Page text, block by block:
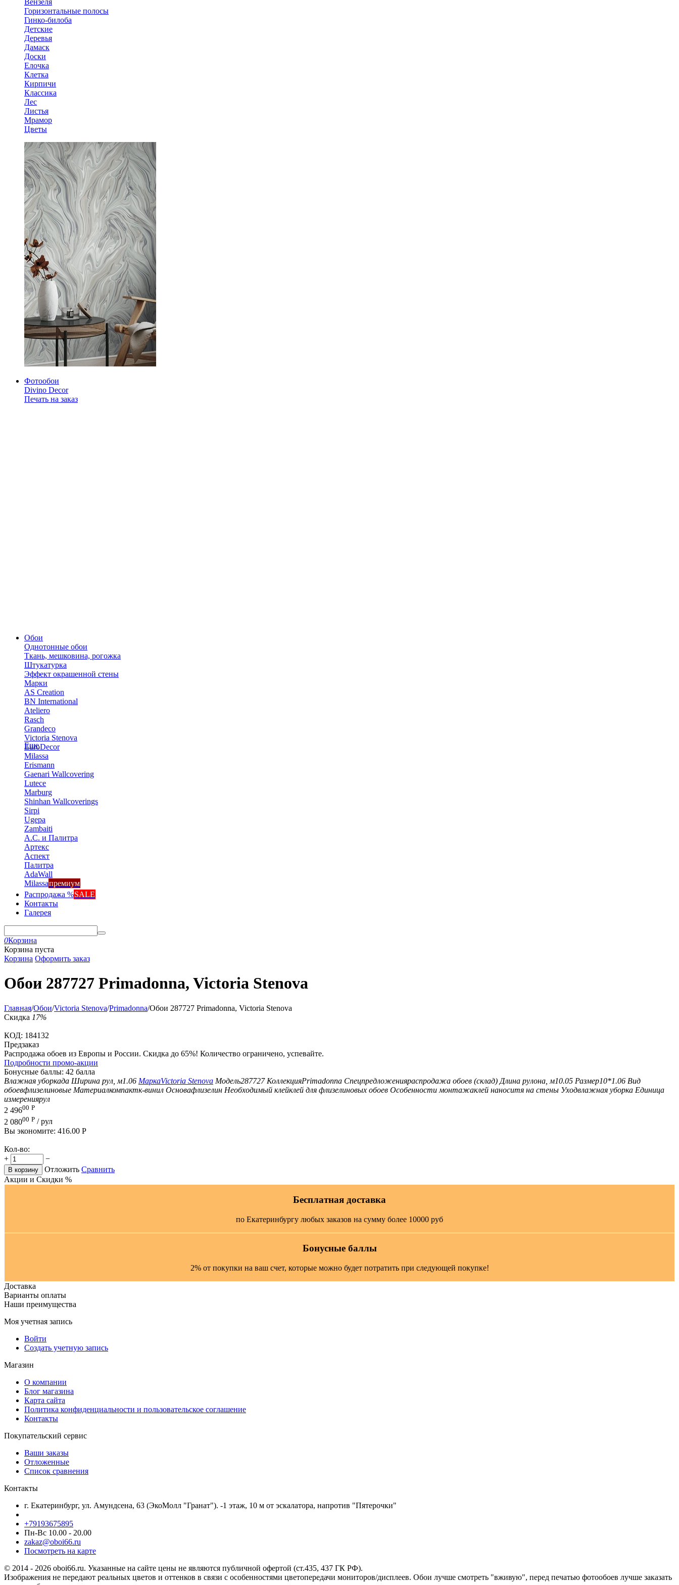
Вензеля
Горизонтальные полосы
Гинко-билоба
Детские
Деревья
Дамаск
Доски
Елочка
Клетка
Кирпичи
Классика
Лес
Листья
Мрамор
Цветы
Фотообои
Divino Decor
Печать на заказ
Обои
Однотонные обои
Ткань, мешковина, рогожка
Штукатурка
Эффект окрашенной стены
Марки
AS Creation
BN International
Ateliero
Rasch
Grandeco
Victoria Stenova
EuroDecor
Milassa
Erismann
Gaenari Wallcovering
Lutece
Marburg
Shinhan Wallcoverings
Sirpi
Ugepa
Zambaiti
А.С. и Палитра
Артекс
Аспект
Палитра
AdaWall
Milassaпремиум
Еще
Распродажа %SALE
Контакты
Галерея
0Корзина
Корзина пуста
Корзина Оформить заказ
Обои 287727 Primadonna, Victoria Stenova
Главная/Обои/Victoria Stenova/Primadonna/Обои 287727 Primadonna, Victoria Stenova
Скидка 17%
КОД: 184132
Предзаказ
Распродажа обоев из Европы и России. Скидка до 65%! Количество ограничено, успевайте.
Подробности промо-акции
Бонусные баллы: 42 балла
Влажная уборкада Ширина рул, м1.06 МаркаVictoria Stenova Модель287727 КоллекцияPrimadonna Спецпредложенияраспродажа обоев (склад) Длина рулона, м10.05 Размер10*1.06 Вид
обоевфлизелиновые Материалкомпактк-винил Основафлизелин Необходимый клейклей для флизелиновых обоев Особенности монтажаклей наноситя на стены Уходвлажная уборка Единица
измерениярул
2 49600 Р
2 08000 Р / рул
Вы экономите: 416.00 Р
Кол-во:
+
−
В корзину Отложить Сравнить
Акции и Скидки %
Бесплатная доставка
по Екатеринбургу любых заказов на сумму более 10000 руб
Бонусные баллы
2% от покупки на ваш счет, которые можно будет потратить при следующей покупке!
Доставка
Варианты оплаты
Наши преимущества
Моя учетная запись
Войти
Создать учетную запись
Магазин
О компании
Блог магазина
Карта сайта
Политика конфиденциальности и пользовательское соглашение
Контакты
Покупательский сервис
Ваши заказы
Отложенные
Список сравнения
Контакты
г. Екатеринбург, ул. Амундсена, 63 (ЭкоМолл "Гранат"). -1 этаж, 10 м от эскалатора, напротив "Пятерочки"
+79193675895
Пн-Вс 10.00 - 20.00
zakaz@oboi66.ru
Посмотреть на карте
© 2014 - 2026 oboi66.ru. Указанные на сайте цены не являются публичной офертой (ст.435, 437 ГК РФ).
Изображения не передают реальных цветов и оттенков в связи с особенностями цветопередачи мониторов/дисплеев. Обои лучше смотреть "вживую", перед печатью фотообоев лучше заказать